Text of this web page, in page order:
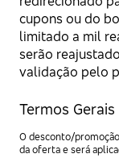
cupons ou do
limitado a mil
serão
validação pelo
Termos Gerais
O desconto/
da oferta e será